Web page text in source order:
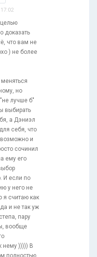
доказать
что вам не
) не более
но
лучше б"
выбирать
а Дэниэл
себя, что
возможно и
сочинил
ему его
И если по
у него не
я считаю как
и не так уж
пару
вообще
нему ))))) В